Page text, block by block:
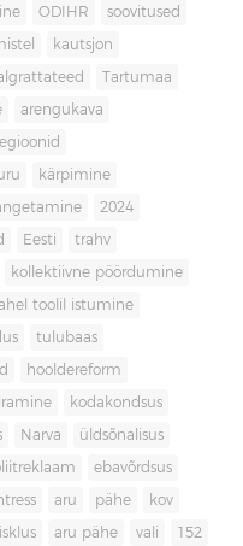
ODIHR soovitused
kautsjon
Tartumaa
arengukava
kärpimine
2024
Eesti trahv
kollektiivne pöördumine
toolil istumine
tulubaas
hooldereform
kodakondsus
Narva üldsõnalisus
ebavõrdsus
aru pähe kov
aru pähe vali 152